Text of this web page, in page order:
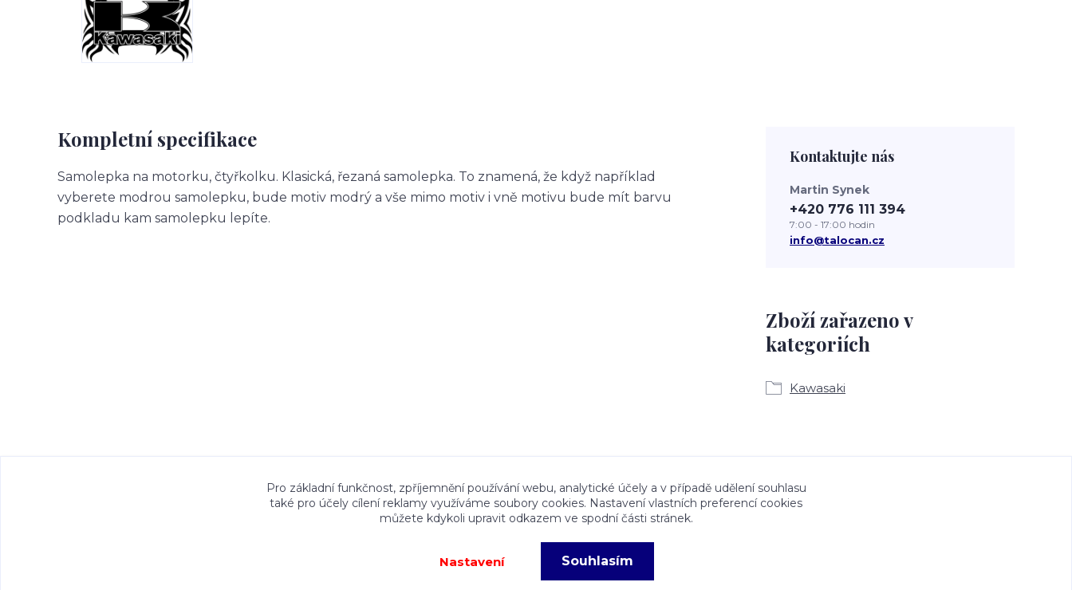
Kompletní specifikace
Samolepka na motorku, čtyřkolku. Klasická, řezaná samolepka. To znamená, že když například
vyberete modrou samolepku, bude motiv modrý a vše mimo motiv i vně motivu bude mít barvu
podkladu kam samolepku lepíte.
Zboží zařazeno v
kategoriích
Kawasaki
Kontaktujte nás
Martin Synek
+420 776 111 394
7:00 - 17:00 hodin
info@talocan.cz
Veškeré fotografie, grafické návrhy, vizualizace a textový obsah zveřejněný na stránkách Talocan.cz a CeskeSamolepky.cz jsou chráněny autorským
právem. Jejich použití bez předchozího písemného souhlasu provozovatele je zakázáno.
Pro základní funkčnost, zpříjemnění používání webu, analytické účely a v případě udělení souhlasu
také pro účely cílení reklamy využíváme soubory cookies. Nastavení vlastních preferencí cookies
můžete kdykoli upravit odkazem ve spodní části stránek.
Nastavení Souhlasím